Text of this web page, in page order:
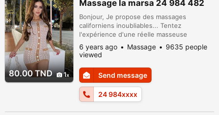
80.00 TND 1
Massage la marsa 24 984 482
Bonjour, Je propose des massages
californiens inoubliables... Tentez
l'expérience d'une réelle masseuse
expérimentée aux doigts de fée... Je me
déplace uniquement. Je ne propose rien de
vous assure que vous passerez un réel
moment de relaxation . Je suis une femme
douce, discrète, à l'écoute de vos attentes,
jeune et...
6 years ago Massage
9635 people
viewed
Send message
24 984xxxx